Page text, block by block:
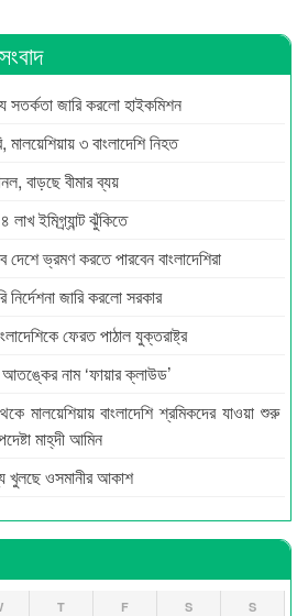
সতর্কতা জারি করলো হাইকমিশন
মালয়েশিয়ায় ৩ বাংলাদেশি নিহত
বাড়ছে বীমার ব্যয়
লাখ ইমিগ্র্যান্ট ঝুঁকিতে
দেশে ভ্রমণ করতে পারবেন বাংলাদেশিরা
জারি করলো সরকার
ফেরত পাঠাল যুক্তরাষ্ট্র
নাম ‘ফায়ার ক্লাউড’
মালয়েশিয়ায় বাংলাদেশি শ্রমিকদের যাওয়া শুরু
মাহ্‌দী আমিন
খুলছে ওসমানীর আকাশ
T F S S